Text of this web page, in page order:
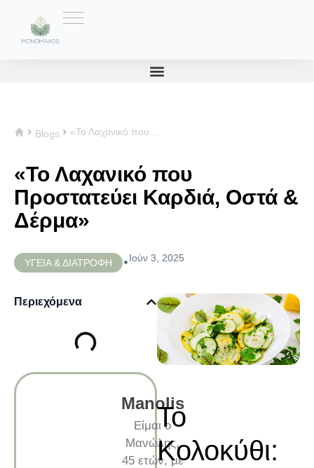
Blogs «Το Λαχανικό που...
«Το Λαχανικό που
Προστατεύει Καρδιά, Οστά &
Δέρμα»
ΥΓΕΙΑ & ΔΙΑΤΡΟΦΗ •Ιούν 3, 2025
Περιεχόμενα
Manolis
Είμαι ο
Μανώλης,
45 ετών, με
Το
Κολοκύθι: